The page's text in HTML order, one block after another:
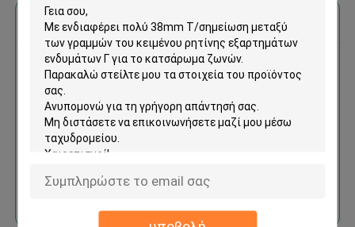
Αποκτήστε την καλύτερη τιμή για
38mm Τ/σημείωση μεταξύ των
γραμμών του κειμένου ρητίνης
εξαρτημάτων ενδυμάτων Γ για
το κατσάρωμα ζωνών
Να συνεχίσει